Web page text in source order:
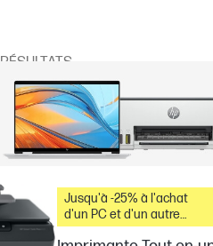
RÉSULTATS
Jusqu'à -25% à l'achat
d'un PC et d'un autre
produit